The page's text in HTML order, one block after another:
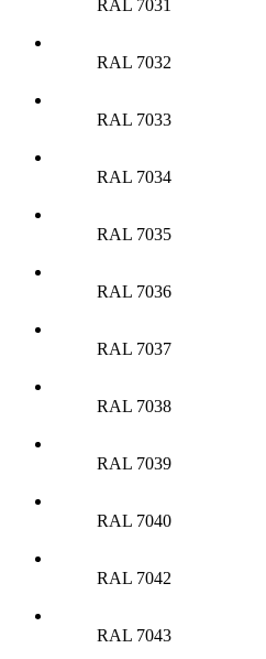
RAL 7031
RAL 7032
RAL 7033
RAL 7034
RAL 7035
RAL 7036
RAL 7037
RAL 7038
RAL 7039
RAL 7040
RAL 7042
RAL 7043